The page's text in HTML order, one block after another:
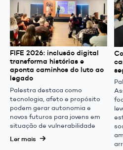
FIFE 2026: inclusão digital
transforma histórias e
aponta caminhos do luto ao
legado
Palestra destaca como
tecnologia, afeto e propósito
podem gerar autonomia e
novos futuros para jovens em
situação de vulnerabilidade
Ler mais